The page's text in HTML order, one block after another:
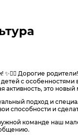
✨🏃‍♀️ Дорогие
с
активность, это
подход и
способности и
команде наш
общению.